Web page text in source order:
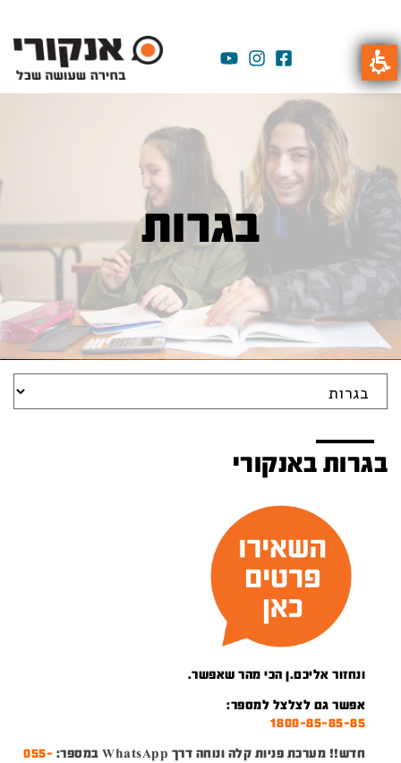
בגרות
בגרות באנקורי
ונחזור אליכם.ן הכי מהר שאפשר.
אפשר גם לצלצל למספר:
1800-85-85-85
חדש!! מערכת פניות קלה ונוחה דרך WhatsApp במספר:
055-